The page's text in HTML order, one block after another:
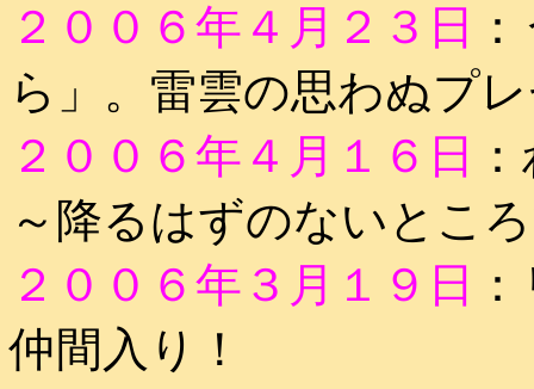
２００６年４月２３日
ら」。雷雲の思わぬプ
２００６年４月１６日
～降るはずのないとこ
２００６年３月１９日
仲間入り！